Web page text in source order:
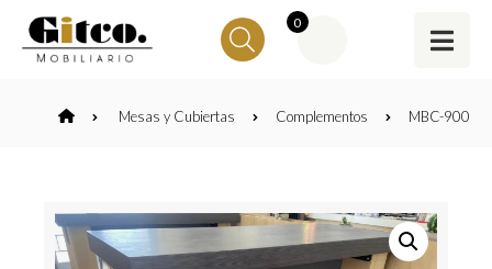
0
Mesas y Cubiertas Complementos MBC-900